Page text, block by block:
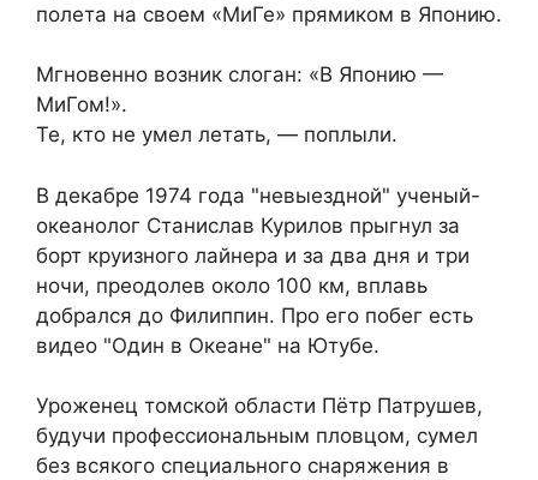
полета на своем «МиГе» прямиком в Японию.
Мгновенно возник слоган: «В Японию —
МиГом!».
Те, кто не умел летать, — поплыли.
В декабре 1974 года "невыездной" ученый-
океанолог Станислав Курилов прыгнул за
борт круизного лайнера и за два дня и три
ночи, преодолев около 100 км, вплавь
добрался до Филиппин. Про его побег есть
видео "Один в Океане" на Ютубе.
Уроженец томской области Пётр Патрушев,
будучи профессиональным пловцом, сумел
без всякого специального снаряжения в